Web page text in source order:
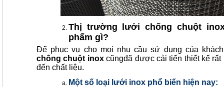
Thị trường lưới chống chuột
phẩm gì?
Để phục vụ cho mọi nhu cầu sử dụng của
chống chuột inoxcũngđã được cải tiến thiết kế rất
đến chất liệu.
Một số loại lưới inox phổ biến hiện nay: